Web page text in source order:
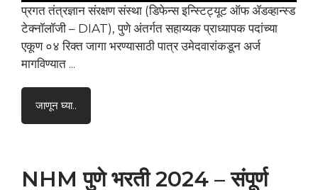
प्रगत तंत्रज्ञान संरक्षण संस्था (डिफेन्स इन्स्टिट्यूट ऑफ ॲडव्हान्स्ड
टेक्नॉलॉजी – DIAT), पुणे अंतर्गत सहाय्यक प्राध्यापक पदांच्या
एकूण ०४ रिक्त जागा भरण्यासाठी पात्र उमेदवारांकडून अर्ज
मागविण्यात ...
जाणून घ्या..
NHM पुणे भरती 2024 – संपूर्ण